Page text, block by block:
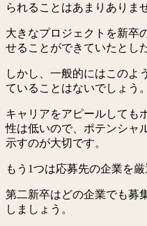
られることはあまりありま
大きなプロジェクトを新卒
せることができていたとし
しかし、一般的にはこのよ
ていることはないでしょう。
キャリアをアピールしても
性は低いので、ポテンシャ
示すのが大切です。
もう1つは応募先の企業を厳
第二新卒はどの企業でも募
しましょう。